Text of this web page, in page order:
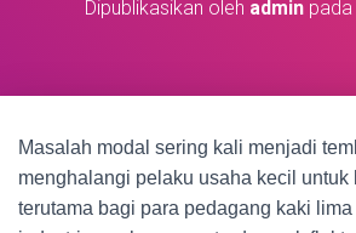
Dipublikasikan oleh adminpada
Masalah modal sering kali menjadi
menghalangi pelaku usaha kecil untuk
terutama bagi para pedagang kaki